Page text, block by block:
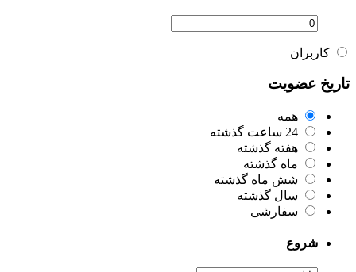
کاربران
تاریخ عضویت
همه
24 ساعت گذشته
هفته گذشته
ماه گذشته
شش ماه گذشته
سال گذشته
سفارشی
شروع